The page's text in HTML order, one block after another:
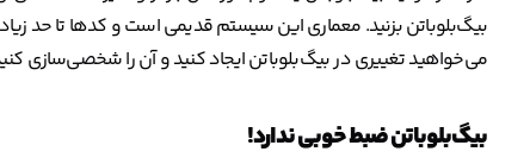
بیگ‌بلوباتن بزنید. معماری این سیستم قدیمی است و کدها تا حد
می‌خواهید تغییری در بیگ‌بلوباتن ایجاد کنید و آن را شخصی‌سازی
بیگ‌‌بلو‌باتن ضبط خوبی ندارد!